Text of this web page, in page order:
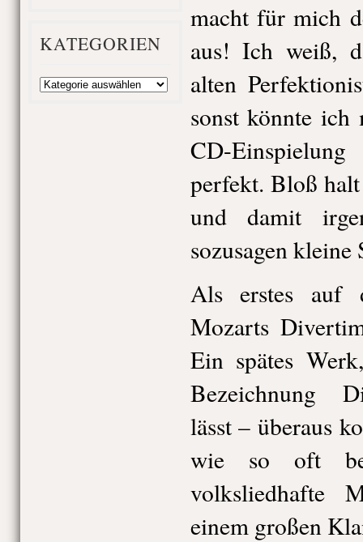
KATEGORIEN
Kategorien
macht für mich
aus! Ich weiß,
alten
sonst könnte
CD-
perfekt. Bloß
und damit
sozusagen
Als erstes auf
Mozarts
Ein spätes
Bezeichnung
lässt – überaus
wie so oft
volksliedhafte
einem großen